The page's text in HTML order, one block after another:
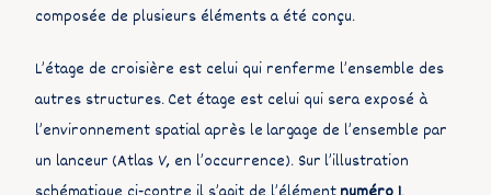
composée de plusieurs éléments a été conçu.
L’étage de croisière est celui qui renferme l’ensemble des
autres structures. Cet étage est celui qui sera exposé à
l’environnement spatial après le largage de l’ensemble par
un lanceur (Atlas V, en l’occurrence). Sur l’illustration